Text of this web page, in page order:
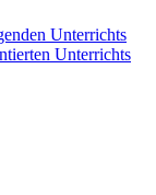
Unterrichts
Unterrichts